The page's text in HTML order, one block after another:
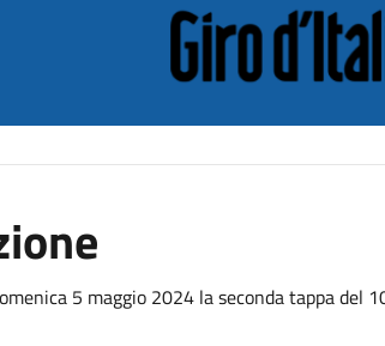
5 maggio 2024 la seconda tappa del